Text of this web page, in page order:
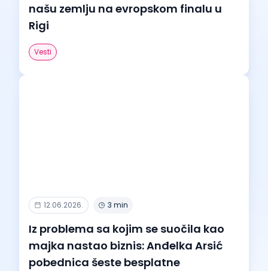
našu zemlju na evropskom finalu u
Rigi
Vesti
12.06.2026. 3 min
Iz problema sa kojim se suočila kao
majka nastao biznis: Anđelka Arsić
pobednica šeste besplatne